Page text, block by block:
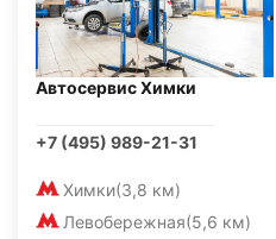
Автосервис Химки
+7 (495) 989-21-31
Химки(3,8 км)
Левобережная(5,6 км)